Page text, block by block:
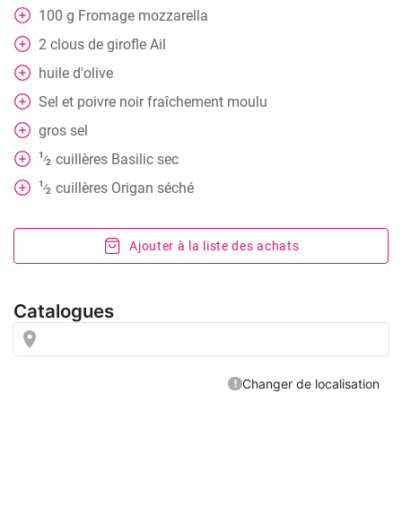
100 g Fromage mozzarella
2 clous de girofle Ail
huile d'olive
Sel et poivre noir fraîchement moulu
gros sel
1⁄2 cuillères Basilic sec
1⁄2 cuillères Origan séché
Ajouter à la liste des achats